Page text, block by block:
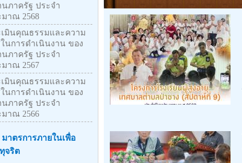
ภาครัฐ ประจำ
าณ 2568
เมินคุณธรรมและความ
นการดำเนินงาน ของ
ภาครัฐ ประจำ
าณ 2567
เมินคุณธรรมและความ
นการดำเนินงาน ของ
ภาครัฐ ประจำ
าณ 2566
าตรการภายในเพื่อ
จริต